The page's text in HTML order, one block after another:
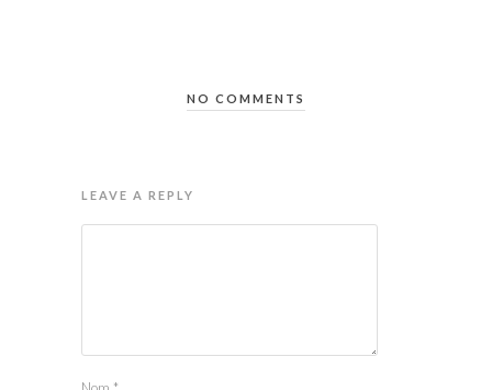
NO COMMENTS
LEAVE A REPLY